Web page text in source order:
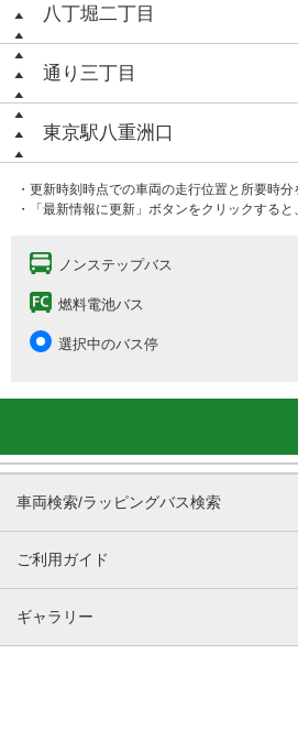
八丁堀二丁目
通り三丁目
東京駅八重洲口
・更新時刻時点での車両の走行位置と所要時分
・「最新情報に更新」ボタンをクリックする
ノンステップバス
燃料電池バス
選択中のバス停
車両検索/ラッピングバス検索
ご利用ガイド
ギャラリー